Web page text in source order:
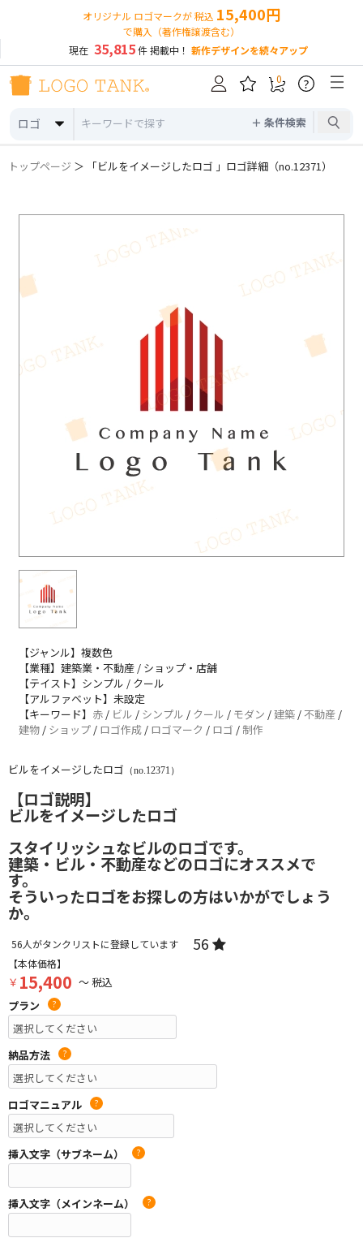
オリジナル ロゴマークが 税込 15,400円
で購入（著作権譲渡含む）
現在 35,815件 掲載中！ 新作デザインを続々アップ
ロゴ ＋ 条件検索
0 ?
トップページ ＞ 「ビルをイメージしたロゴ 」ロゴ詳細（no.12371）
【ジャンル】複数色
【業種】建築業・不動産 / ショップ・店舗
【テイスト】シンプル / クール
【アルファベット】未設定
【キーワード】 赤 / ビル / シンプル / クール / モダン /建築 / 不動産 /
建物 / ショップ / ロゴ作成 / ロゴマーク / ロゴ / 制作
ビルをイメージしたロゴ （no.12371）
【ロゴ説明】
ビルをイメージしたロゴ
スタイリッシュなビルのロゴです。
建築・ビル・不動産などのロゴにオススメで
す。
そういったロゴをお探しの方はいかがでしょう
か。
56人がタンクリストに登録しています 56
【本体価格】
￥ 15,400 ～ 税込
プラン
?
納品方法 ?
ロゴマニュアル ?
挿入文字（サブネーム） ?
挿入文字（メインネーム） ?